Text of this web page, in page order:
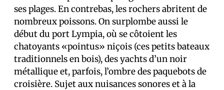
ses plages. En contrebas, les rochers abritent de
nombreux poissons. On surplombe aussi le
début du port Lympia, où se côtoient les
chatoyants «pointus» niçois (ces petits bateaux
traditionnels en bois), des yachts d’un noir
métallique et, parfois, l’ombre des paquebots de
croisière. Sujet aux nuisances sonores et à la